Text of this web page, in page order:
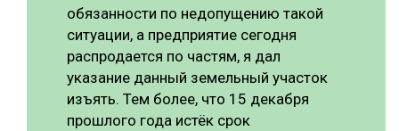
обязанности по недопущению такой
ситуации, а предприятие сегодня
распродается по частям, я дал
указание данный земельный участок
изъять. Тем более, что 15 декабря
прошлого года истёк срок